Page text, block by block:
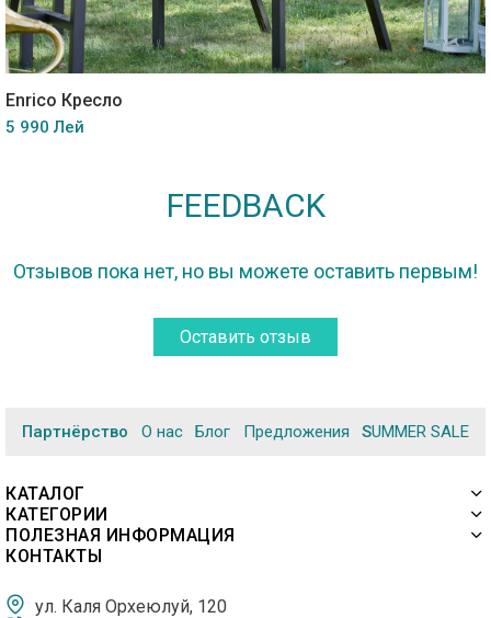
Enrico Кресло
5 990 Лей
FEEDBACK
Отзывов пока нет, но вы можете оставить первым!
Оставить отзыв
Партнёрство О нас Блог Предложения SUMMER SALE
КАТАЛОГ
КАТЕГОРИИ
ПОЛЕЗНАЯ ИНФОРМАЦИЯ
КОНТАКТЫ
ул. Каля Орхеюлуй, 120